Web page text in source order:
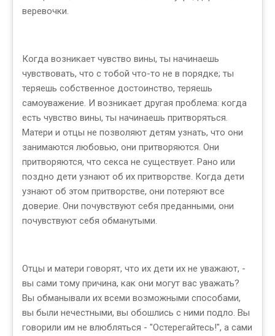
веревочки.
Когда возникает чувство вины, ты начинаешь
чувствовать, что с тобой что-то не в порядке; ты
теряешь собственное достоинство, теряешь
самоуважение. И возникает другая проблема: когда
есть чувство вины, ты начинаешь притворяться.
Матери и отцы не позволяют детям узнать, что они
занимаются любовью, они притворяются. Они
притворяются, что секса не существует. Рано или
поздно дети узнают об их притворстве. Когда дети
узнают об этом притворстве, они потеряют все
доверие. Они почувствуют себя преданными, они
почувствуют себя обманутыми.
Отцы и матери говорят, что их дети их не уважают, -
вы сами тому причина, как они могут вас уважать?
Вы обманывали их всеми возможными способами,
вы были нечестными, вы обошлись с ними подло. Вы
говорили им не влюбляться - "Остерегайтесь!", а сами